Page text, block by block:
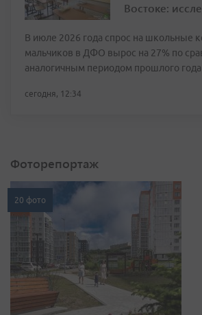
Востоке:
В июле 2026 года спрос на школьные
мальчиков в ДФО вырос на 27% по
аналогичным периодом прошлого года
сегодня, 12:34
Фоторепортаж
20 фото